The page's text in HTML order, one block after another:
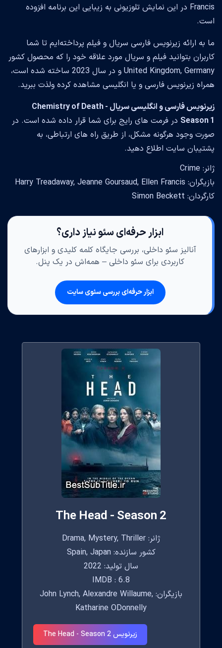
Francis در این نمایش تلوزیونی به زیبایی این برنامه افزوده
است.
ما به ارائه زیرنویس فارسی سریال و فیلم پرداخته‌ایم تا شما
کاربران بتوانید فیلم و سریال مورد علاقه خود را که محصول کشور
United Kingdom, Germany و در سال 2023 ساخته شده است،
همراه زیرنویس فارسی و یا انگلیسی مشاهده کرده ولذت ببرید.
زیرنویس فارسی و انگلیسی سریال Chemistry of Death -
Season 1 در فرمت های رایج برای شما قرار داده شده است. در
صورت وجود هرگونه مشکل، از طریق راه های ارتباطی، به
پشتیبان سایت اطلاع دهید.
ژانر: Crime
بازیگران: Harry Treadaway, Jeanne Goursaud, Ellen Francis
کارگردان: Simon Beckett
ابزار حرفه‌ای سئو نیاز داری؟
آنالیز سئو داخلی، بررسی جایگاه کلمه کلیدی و ابزارهای
کاربردی برای سئو داخلی – همه‌اش در یک پنل.
ابزار حرفه‌ای بررسی سئوی سایت
The Head - Season 2
ژانر: Drama, Mystery, Thriller
کشور سازنده: Spain, Japan
سال تولید: 2022
IMDB : 6.8
بازیگران: John Lynch, Alexandre Willaume,
Katharine ODonnelly
زیرنویس The Head - Season 2